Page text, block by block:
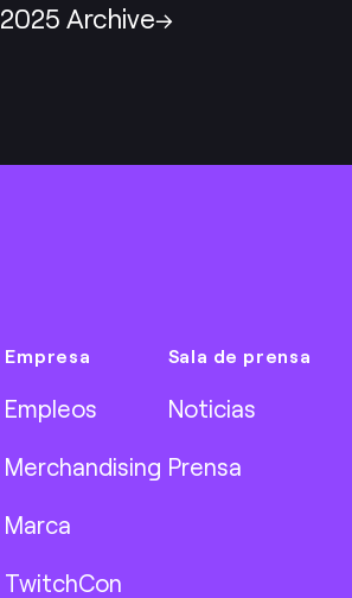
2025 Archive
Empresa
Empleos
Merchandising
Marca
TwitchCon
Sala de prensa
Noticias
Prensa